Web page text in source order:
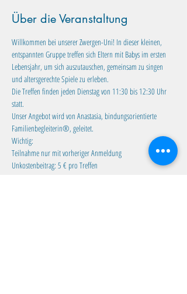
Über die Veranstaltung
Willkommen bei unserer Zwergen-Uni! In dieser kleinen,
entspannten Gruppe treffen sich Eltern mit Babys im ersten
Lebensjahr, um sich auszutauschen, gemeinsam zu singen
und altersgerechte Spiele zu erleben.
Die Treffen finden jeden Dienstag von 11:30 bis 12:30 Uhr
statt.
Unser Angebot wird von Anastasia, bindungsorientierte
Familienbegleiterin®, geleitet.
Wichtig:
Teilnahme nur mit vorheriger Anmeldung
Unkostenbeitrag: 5 € pro Treffen